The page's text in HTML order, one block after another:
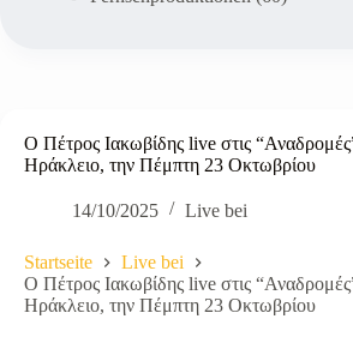
Ο Πέτρος Ιακωβίδης live στις
Ηράκλειο, την Πέμπτη 23 Οκτωβρίου
14/10/2025 Live bei
Startseite
Live bei
Ο Πέτρος Ιακωβίδης live στις
Ηράκλειο, την Πέμπτη 23 Οκτωβρίου